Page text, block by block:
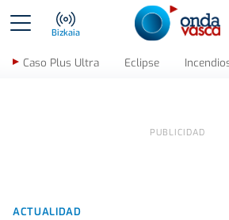
Bizkaia
Caso Plus Ultra Eclipse
ACTUALIDAD